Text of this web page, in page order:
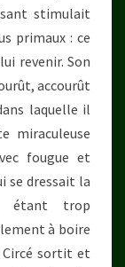
stimulait
primaux : ce
revenir. Son
accourût
laquelle il
miraculeuse
fougue et
se dressait la
étant trop
à boire
Circé sortit et